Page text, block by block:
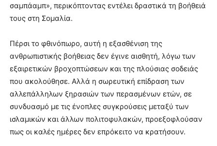
σαμπάαμπ», περικόπτοντας εντέλει δραστικά τη βοήθειά
τους στη Σομαλία.
Πέρσι το φθινόπωρο, αυτή η εξασθένιση της
ανθρωπιστικής βοήθειας δεν έγινε αισθητή, λόγω των
εξαιρετικών βροχοπτώσεων και της πλούσιας σοδειάς
που ακολούθησε. Αλλά η σωρευτική επίδραση των
αλλεπάλληλων ξηρασιών των περασμένων ετών, σε
συνδυασμό με τις ένοπλες συγκρούσεις μεταξύ των
ισλαμικών και άλλων πολιτοφυλακών, προεξοφλούσαν
πως οι καλές ημέρες δεν επρόκειτο να κρατήσουν.